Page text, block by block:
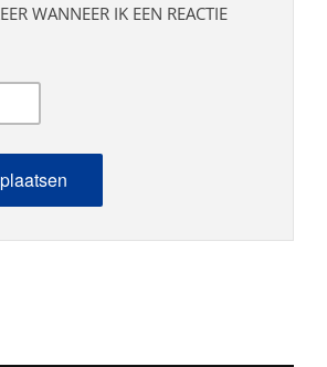
WANNEER IK EEN REACTIE